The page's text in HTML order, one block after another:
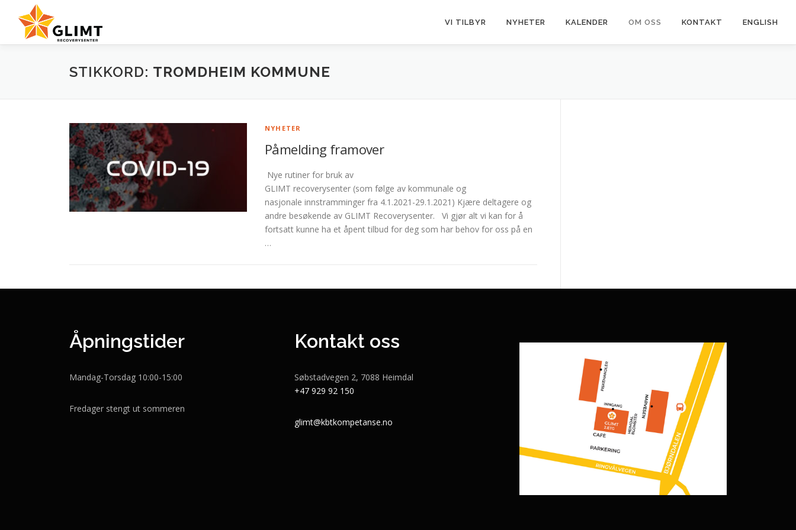
innhold
VI TILBYR NYHETER KALENDER OM OSS KONTAKT ENGLISH
STIKKORD: TROMDHEIM KOMMUNE
NYHETER
Påmelding framover
Nye rutiner for bruk av
GLIMT recoverysenter (som følge av kommunale og
nasjonale innstramminger fra 4.1.2021-29.1.2021) Kjære deltagere og
andre besøkende av GLIMT Recoverysenter. Vi gjør alt vi kan for å
fortsatt kunne ha et åpent tilbud for deg som har behov for oss på en
…
Åpningstider
Mandag-Torsdag 10:00-15:00
Fredager stengt ut sommeren
Kontakt oss
Søbstadvegen 2, 7088 Heimdal
+47 929 92 150
glimt@kbtkompetanse.no